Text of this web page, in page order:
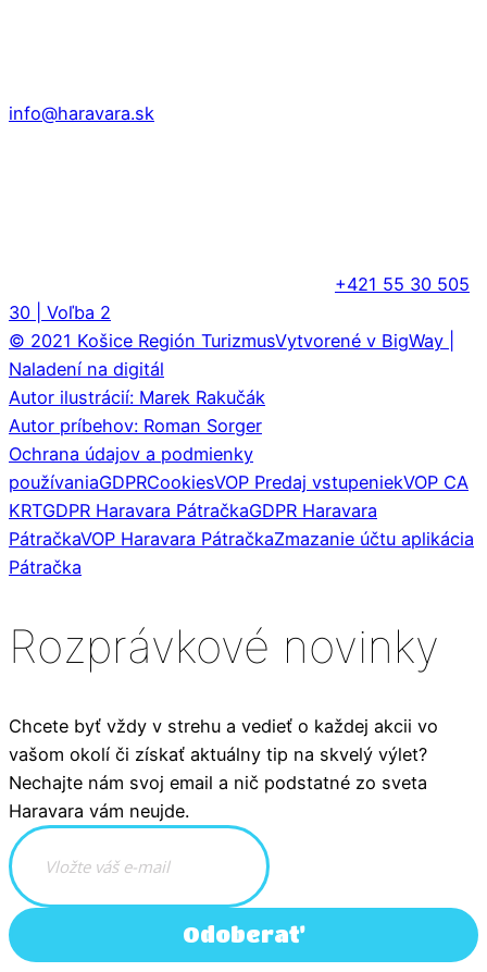
info@haravara.sk
+421 55 30 505
30 | Voľba 2
© 2021 Košice Región TurizmusVytvorené v BigWay |
Naladení na digitál
Autor ilustrácií: Marek Rakučák
Autor príbehov: Roman Sorger
Ochrana údajov a podmienky
používaniaGDPRCookiesVOP Predaj vstupeniekVOP CA
KRTGDPR Haravara PátračkaGDPR Haravara
PátračkaVOP Haravara PátračkaZmazanie účtu aplikácia
Pátračka
Rozprávkové novinky
Chcete byť vždy v strehu a vedieť o každej akcii vo
vašom okolí či získať aktuálny tip na skvelý výlet?
Nechajte nám svoj email a nič podstatné zo sveta
Haravara vám neujde.
Odoberať